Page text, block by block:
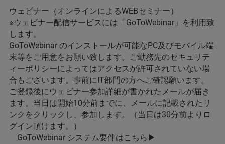
ウェビナー（オンラインによるWEBセミナー）
※ウェビナー配信サービスには「GoToWebinar」を利用致
します。
GoToWebinar のインストールが可能なPC及びモバイル端
末等をご用意をお願い致します。ご勤務先のセキュリテ
ィーポリシーによってはアクセスが許可されていない場
合もございます。事前にIT部門の方へご確認願います。
ご登録後にウェビナー参加詳細が書かれたメールが届き
ます。当日は開始10分前までに、メールに記載されたリ
ンクをクリックし、参加します。（当日は30分前よりロ
グイン頂けます。）
GoToWebinar システム要件はこちら▶